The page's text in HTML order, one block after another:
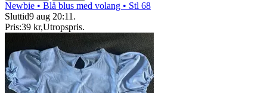
Newbie • Blå blus med volang • Stl 68
Sluttid9 aug 20:11 .
Pris:39 kr,Utropspris.